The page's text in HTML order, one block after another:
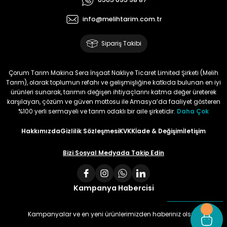
anda süs yoncasıyla ektim.
Bunun akibeti 2024 yazına belli
olacak
S... Ö... | 23/01/2024
info@melihtarim.com.tr
Sipariş Takibi
Çorum Tarım Makina Sera İnşaat Nakliye Ticaret Limited Şirketi (Melih
Tarım), olarak toplumun refahı ve gelişmişliğine katkıda bulunan en iyi
ürünleri sunarak, tarımın değişen ihtiyaçlarını katma değer üreterek
karşılayan, çözüm ve güven mottosu ile Amasya’da faaliyet gösteren
%100 yerli sermayeli ve tarım odaklı bir aile şirketidir. Daha Çok
HakkımızdaGizlilik SözleşmesiKVKKİade & Değişimİletişim
Bizi Sosyal Medyada Takip Edin
Kampanya Habercisi
Kampanyalar ve en yeni ürünlerimizden haberiniz olsun